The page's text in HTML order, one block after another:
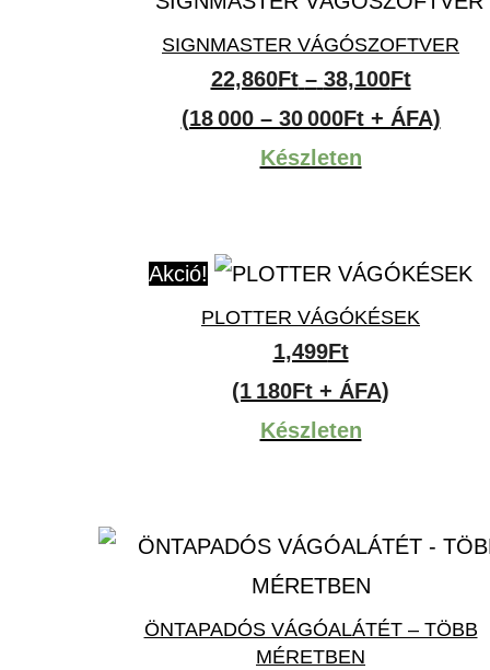
SIGNMASTER VÁGÓSZOFTVER
22,860Ft – 38,100Ft
(18 000 – 30 000Ft + ÁFA)
Készleten
Akció!
PLOTTER VÁGÓKÉSEK
1,499Ft
(1 180Ft + ÁFA)
Készleten
ÖNTAPADÓS VÁGÓALÁTÉT – TÖBB
MÉRETBEN